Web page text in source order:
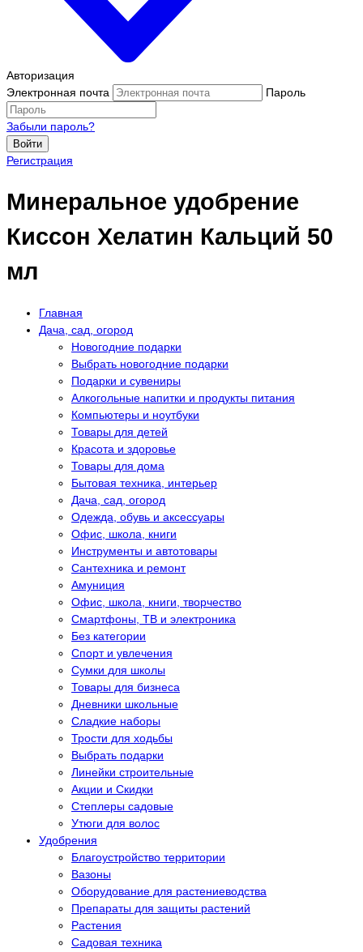
Авторизация
Электронная почта
Пароль
Забыли пароль?
Войти
Регистрация
Минеральное удобрение
Киссон Хелатин Кальций 50
мл
Главная
Дача, сад, огород
Новогодние подарки
Выбрать новогодние подарки
Подарки и сувениры
Алкогольные напитки и продукты питания
Компьютеры и ноутбуки
Товары для детей
Красота и здоровье
Товары для дома
Бытовая техника, интерьер
Дача, сад, огород
Одежда, обувь и аксессуары
Офис, школа, книги
Инструменты и автотовары
Сантехника и ремонт
Амуниция
Офис, школа, книги, творчество
Смартфоны, ТВ и электроника
Без категории
Спорт и увлечения
Сумки для школы
Товары для бизнеса
Дневники школьные
Сладкие наборы
Трости для ходьбы
Выбрать подарки
Линейки строительные
Акции и Скидки
Степлеры садовые
Утюги для волос
Удобрения
Благоустройство территории
Вазоны
Оборудование для растениеводства
Препараты для защиты растений
Растения
Садовая техника